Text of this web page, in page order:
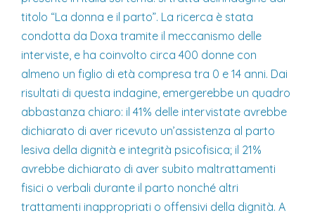
titolo “La donna e il parto”. La ricerca è stata
condotta da Doxa tramite il meccanismo delle
interviste, e ha coinvolto circa 400 donne con
almeno un figlio di età compresa tra 0 e 14 anni. Dai
risultati di questa indagine, emergerebbe un quadro
abbastanza chiaro: il 41% delle intervistate avrebbe
dichiarato di aver ricevuto un’assistenza al parto
lesiva della dignità e integrità psicofisica; il 21%
avrebbe dichiarato di aver subito maltrattamenti
fisici o verbali durante il parto nonché altri
trattamenti inappropriati o offensivi della dignità. A